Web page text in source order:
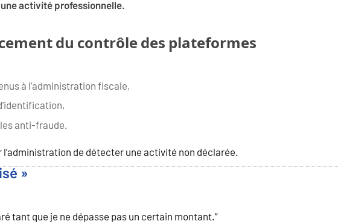
activité professionnelle.
du contrôle des plateformes
à l’administration fiscale,
anti-fraude.
de détecter une activité non déclarée.
»
tant que je ne dépasse pas un certain montant.”